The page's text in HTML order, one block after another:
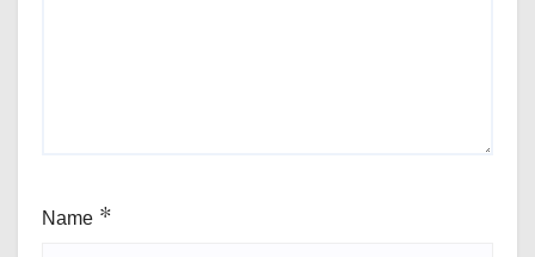
Name *